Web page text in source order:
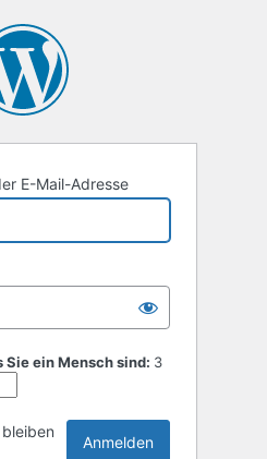
E-Mail-Adresse
Sie ein Mensch sind: 3